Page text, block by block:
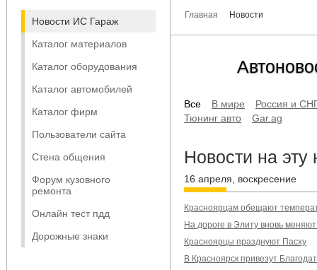
Новости ИС Гараж
Каталог материалов
Каталог оборудования
Каталог автомобилей
Каталог фирм
Пользователи сайта
Стена общения
Форум кузовного
ремонта
Онлайн тест пдд
Дорожные знаки
Главная Новости
Все В мире
Россия и
Тюнинг авто
Gar.ag
Новости на эту
16 апреля, воскресение
Красноярцам обещают
На дороге в Элиту вновь
Красноярцы празднуют Пасху
В Красноярск привезут